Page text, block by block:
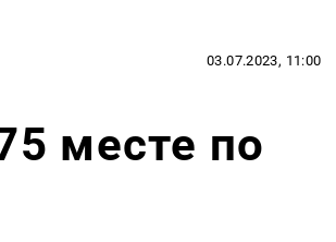
03.07.2023, 11:00
месте по